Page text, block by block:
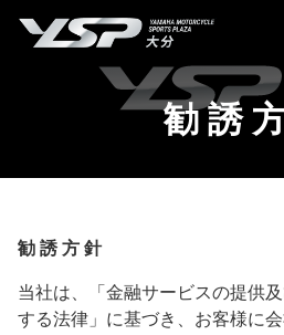
勧 誘
勧 誘 方 針
当社は、「金融サービスの提供
する法律」に基づき、お客様に